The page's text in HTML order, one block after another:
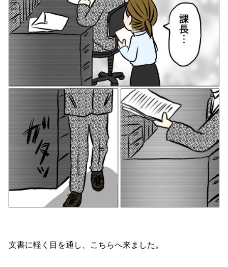
文書に軽く目を通し、こちらへ来ました。